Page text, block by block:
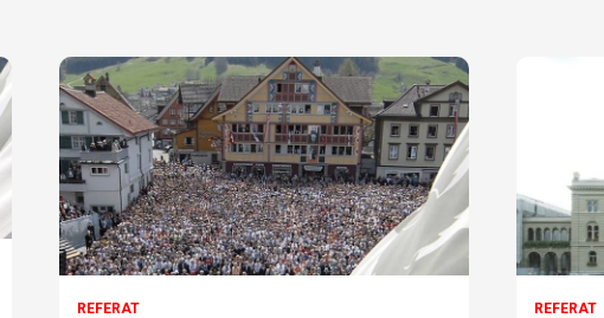
REFERAT REFERAT